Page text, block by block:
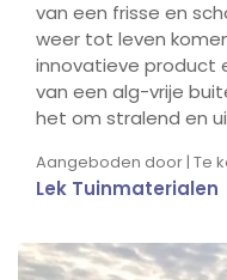
van een frisse en
weer tot leven
innovatieve product
van een alg-vrije
het om stralend en
Aangeboden door | Te
Lek Tuinmaterialen